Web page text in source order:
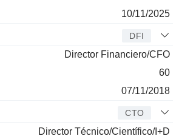
10/11/2025
DFI
Director Financiero/CFO
60
07/11/2018
CTO
Director Técnico/Científico/I+D